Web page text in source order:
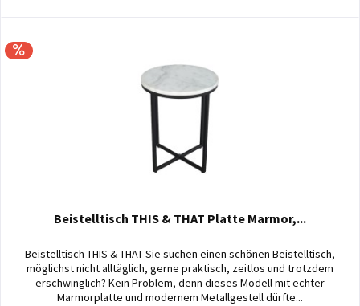
Beistelltisch THIS & THAT Platte Marmor,...
Beistelltisch THIS & THAT Sie suchen einen schönen Beistelltisch,
möglichst nicht alltäglich, gerne praktisch, zeitlos und trotzdem
erschwinglich? Kein Problem, denn dieses Modell mit echter
Marmorplatte und modernem Metallgestell dürfte...